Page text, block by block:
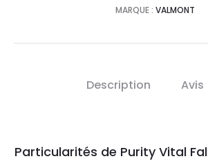
MARQUE : VALMONT
Description Avis
Particularités de Purity Vital